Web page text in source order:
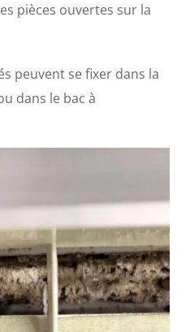
pièces ouvertes sur la
peuvent se fixer dans la
dans le bac à